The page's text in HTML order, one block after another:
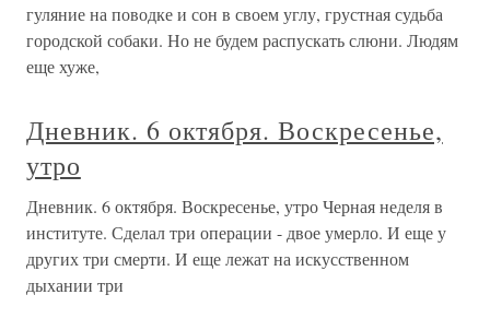
гуляние на поводке и сон в своем углу, грустная судьба
городской собаки. Но не будем распускать слюни. Людям
еще хуже,
Дневник. 6 октября. Воскресенье,
утро
Дневник. 6 октября. Воскресенье, утро Черная неделя в
институте. Сделал три операции - двое умерло. И еще у
других три смерти. И еще лежат на искусственном
дыхании три